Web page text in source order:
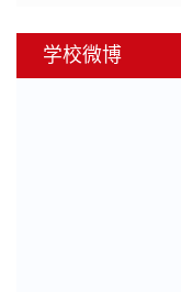
学校微博